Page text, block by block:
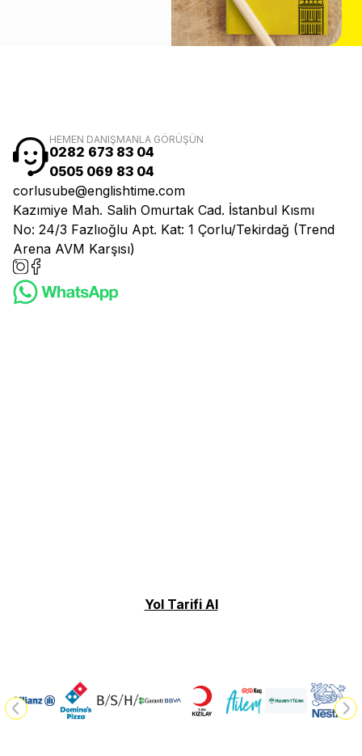
HEMEN DANIŞMANLA GÖRÜŞÜN
0282 673 83 04
0505 069 83 04
corlusube@englishtime.com
Kazımiye Mah. Salih Omurtak Cad. İstanbul Kısmı
No: 24/3 Fazlıoğlu Apt. Kat: 1 Çorlu/Tekirdağ (Trend
Arena AVM Karşısı)
Yol Tarifi Al